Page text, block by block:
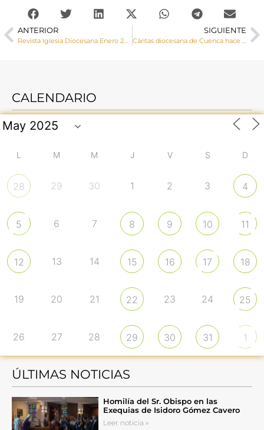
ANTERIOR SIGUIENTE
CALENDARIO
L M M J V S D
28 29 30 1 2 3 4
5 6 7 8 9 10 11
12 13 14 15 16 17 18
19 20 21 22 23 24 25
26 27 28 29 30 31 1
ÚLTIMAS NOTICIAS
Homilía del Sr. Obispo en las
Exequias de Isidoro Gómez Cavero
Leer noticia »